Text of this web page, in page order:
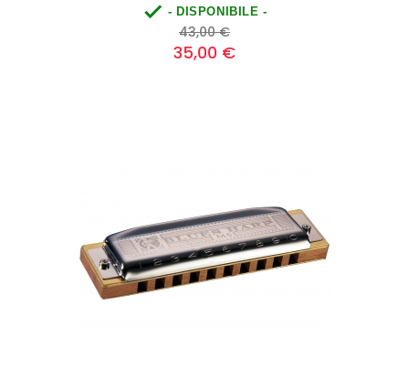
 - DISPONIBILE -
Prezzo
base
43,00 €Prezzo
35,00 €